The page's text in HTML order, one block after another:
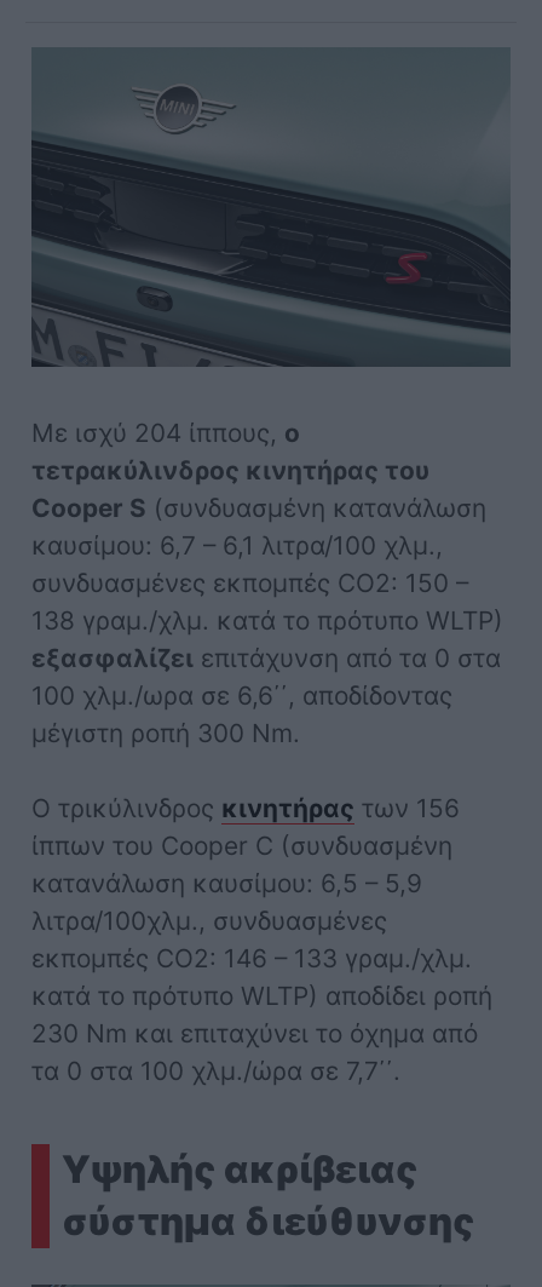
Με ισχύ 204 ίππους, ο
τετρακύλινδρος κινητήρας του
Cooper S (συνδυασμένη κατανάλωση
καυσίμου: 6,7 – 6,1 λιτρα/100 χλμ.,
συνδυασμένες εκπομπές CO2: 150 –
138 γραμ./χλμ. κατά το πρότυπο WLTP)
εξασφαλίζει επιτάχυνση από τα 0 στα
100 χλμ./ωρα σε 6,6΄΄, αποδίδοντας
μέγιστη ροπή 300 Nm.
Ο τρικύλινδρος κινητήρας των 156
ίππων του Cooper C (συνδυασμένη
κατανάλωση καυσίμου: 6,5 – 5,9
λιτρα/100χλμ., συνδυασμένες
εκπομπές CO2: 146 – 133 γραμ./χλμ.
κατά το πρότυπο WLTP) αποδίδει ροπή
230 Nm και επιταχύνει το όχημα από
τα 0 στα 100 χλμ./ώρα σε 7,7΄΄.
Υψηλής ακρίβειας
σύστημα διεύθυνσης